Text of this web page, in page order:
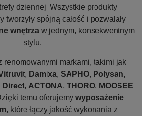
dziennej. Wszystkie produkty
tworzyły spójną całość i pozwalały
wnętrza w jednym, konsekwentnym
stylu.
renomowanymi markami, takimi jak
, Damixa, SAPHO, Polysan,
Direct, ACTONA, THORO, MOOSEE
temu oferujemy wyposażenie
, które łączy jakość wykonania z